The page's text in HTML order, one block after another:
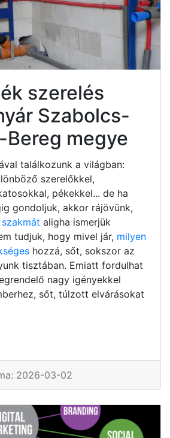
szerelés
Szabolcs-
Bereg megye
találkozunk a világban:
szerelőkkel,
pékekkel... de ha
gondoljuk, akkor rájövünk,
szakmát aligha ismerjük
tudjuk, hogy mivel jár, milyen
hozzá, sőt, sokszor az
tisztában. Emiatt fordulhat
nagy igényekkel
sőt, túlzott elvárásokat
2026-03-02